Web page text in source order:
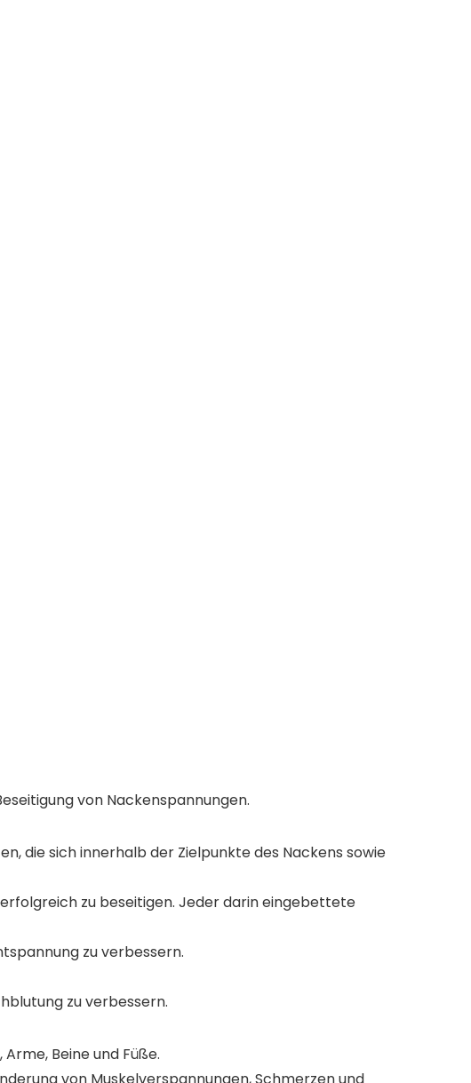
von Nackenspannungen.
die sich innerhalb der Zielpunkte des Nackens sowie
zu beseitigen. Jeder darin eingebettete
zu verbessern.
zu verbessern.
Beine und Füße.